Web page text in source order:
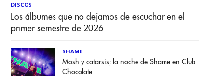
DISCOS
Los álbumes que no dejamos de escuchar en el
primer semestre de 2026
SHAME
Mosh y catarsis; la noche de Shame en Club
Chocolate